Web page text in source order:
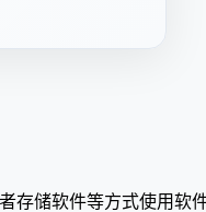
储软件等方式使用软